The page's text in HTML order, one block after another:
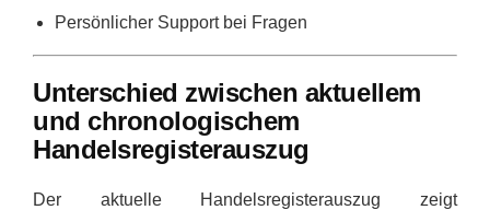
Persönlicher Support bei Fragen
Unterschied zwischen aktuellem
und chronologischem
Handelsregisterauszug
Der aktuelle Handelsregisterauszug zeigt